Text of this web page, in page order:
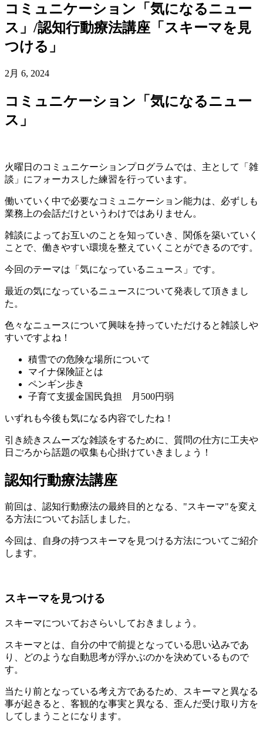
コミュニケーション「気になるニュー
ス」/認知行動療法講座「スキーマを見
つける」
2月 6, 2024
コミュニケーション「気になるニュー
ス」
火曜日のコミュニケーションプログラムでは、主として「雑
談」にフォーカスした練習を行っています。
働いていく中で必要なコミュニケーション能力は、必ずしも
業務上の会話だけというわけではありません。
雑談によってお互いのことを知っていき、関係を築いていく
ことで、働きやすい環境を整えていくことができるのです。
今回のテーマは「気になっているニュース」です。
最近の気になっているニュースについて発表して頂きまし
た。
色々なニュースについて興味を持っていただけると雑談しや
すいですよね！
積雪での危険な場所について
マイナ保険証とは
ペンギン歩き
子育て支援金国民負担 月500円弱
いずれも今後も気になる内容でしたね！
引き続きスムーズな雑談をするために、質問の仕方に工夫や
日ごろから話題の収集も心掛けていきましょう！
認知行動療法講座
前回は、認知行動療法の最終目的となる、"スキーマ"を変え
る方法についてお話しました。
今回は、自身の持つスキーマを見つける方法についてご紹介
します。
スキーマを見つける
スキーマについておさらいしておきましょう。
スキーマとは、自分の中で前提となっている思い込みであ
り、どのような自動思考が浮かぶのかを決めているもので
す。
当たり前となっている考え方であるため、スキーマと異なる
事が起きると、客観的な事実と異なる、歪んだ受け取り方を
してしまうことになります。